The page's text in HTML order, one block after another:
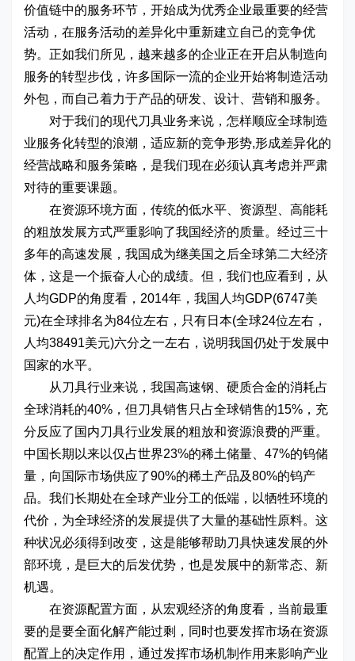
价值链中的服务环节，开始成为优秀企业最重要的经营
活动，在服务活动的差异化中重新建立自己的竞争优
势。正如我们所见，越来越多的企业正在开启从制造向
服务的转型步伐，许多国际一流的企业开始将制造活动
外包，而自己着力于产品的研发、设计、营销和服务。
对于我们的现代刀具业务来说，怎样顺应全球制造
业服务化转型的浪潮，适应新的竞争形势,形成差异化的
经营战略和服务策略，是我们现在必须认真考虑并严肃
对待的重要课题。
在资源环境方面，传统的低水平、资源型、高能耗
的粗放发展方式严重影响了我国经济的质量。经过三十
多年的高速发展，我国成为继美国之后全球第二大经济
体，这是一个振奋人心的成绩。但，我们也应看到，从
人均GDP的角度看，2014年，我国人均GDP(6747美
元)在全球排名为84位左右，只有日本(全球24位左右，
人均38491美元)六分之一左右，说明我国仍处于发展中
国家的水平。
从刀具行业来说，我国高速钢、硬质合金的消耗占
全球消耗的40%，但刀具销售只占全球销售的15%，充
分反应了国内刀具行业发展的粗放和资源浪费的严重。
中国长期以来以仅占世界23%的稀土储量、47%的钨储
量，向国际市场供应了90%的稀土产品及80%的钨产
品。我们长期处在全球产业分工的低端，以牺牲环境的
代价，为全球经济的发展提供了大量的基础性原料。这
种状况必须得到改变，这是能够帮助刀具快速发展的外
部环境，是巨大的后发优势，也是发展中的新常态、新
机遇。
在资源配置方面，从宏观经济的角度看，当前最重
要的是要全面化解产能过剩，同时也要发挥市场在资源
配置上的决定作用，通过发挥市场机制作用来影响产业